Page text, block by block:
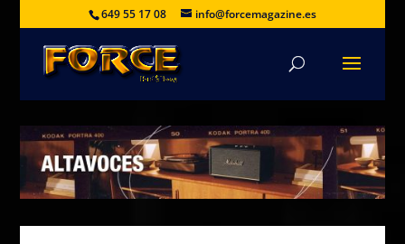
649 55 17 08 info@forcemagazine.es